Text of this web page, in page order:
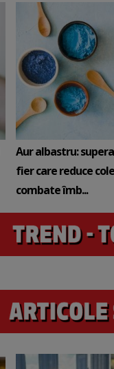
Aur albastru:
fier care reduce
combate îmb...